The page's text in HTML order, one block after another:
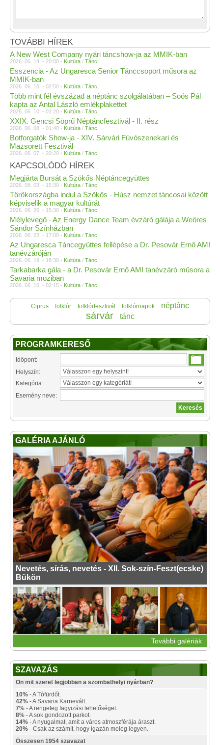
TOVÁBBI HÍREK
A New West Company nyári táncshow-ja az MMIK-ban
2026. 06. 14. - 20:00 - Kultúra / Tánc
Esszencia - Az Ungaresca Senior Tánccsoport műsora az
MMIK-ban
2026. 06. 10. - 02:50 - Kultúra / Tánc
Több mint fél évszázad a néptánc szolgálatában – Soós Pál
kapta az Antal László emlékplakettet
2026. 06. 10. - 01:20 - Kultúra / Tánc
XXIX. Gencsi Söprű Néptáncfesztivál - II. rész
2026. 06. 08. - 01:40 - Kultúra / Tánc
Botforgatók Show-ja - XIV. Sárvári Fúvószenekari és
Mazsorett Fesztivál
2026. 06. 07. - 20:20 - Kultúra / Tánc
KAPCSOLÓDÓ HÍREK
Megjárta Bursát a Szökős Néptáncegyüttes
2026. 08. 03. - 15:30 - Kultúra / Tánc
Törökországba indul a Szökős - Húsz nemzet táncosai között
képviselik a magyar kultúrát
2026. 06. 26. - 15:30 - Kultúra / Tánc
Mélylevegő - Az Energy Dance Team évzáró gálája a Weöres
Sándor Színházban
2026. 06. 23. - 17:00 - Kultúra / Tánc
Az Ungaresca Táncegyüttes fellépése a Dr. Pesovár Ernő AMI
tanévzáróján
2026. 06. 19. - 18:30 - Kultúra / Tánc
Tarkabarka gála - a Dr. Pesovár Ernő AMI tanévzáró műsora a
Savaria moziban
2026. 06. 16. - 02:15 - Kultúra / Tánc
Ciprus folklór folklórfesztivál folklórnapok néptánc
sárvár tánc
PROGRAMKERESŐ
Időpont:
Helyszín:
Kategória:
Esemény neve:
GALÉRIA AJÁNLÓ
Nevetés, sírás, nevetés - XII. Sok-szín-Feszt(ecske)
Bükön
További galériák
SZAVAZÁS
Ön mit szeret legjobban a szombathelyi nyárban?
10% - A Tófürdőt.
42% - A Savaria Karnevált.
7% - A rengeteg fagyizási lehetőséget.
8% - A sok gondozott parkot.
14% - A nyugalmat, amit a város atmoszférája áraszt.
20% - Csak az számít, hogy igazán meleg legyen.
Összesen 1954 szavazat